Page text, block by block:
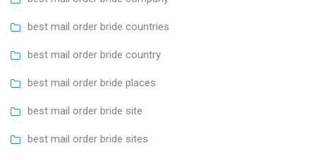
best mail order bride countries
best mail order bride country
best mail order bride places
best mail order bride site
best mail order bride sites